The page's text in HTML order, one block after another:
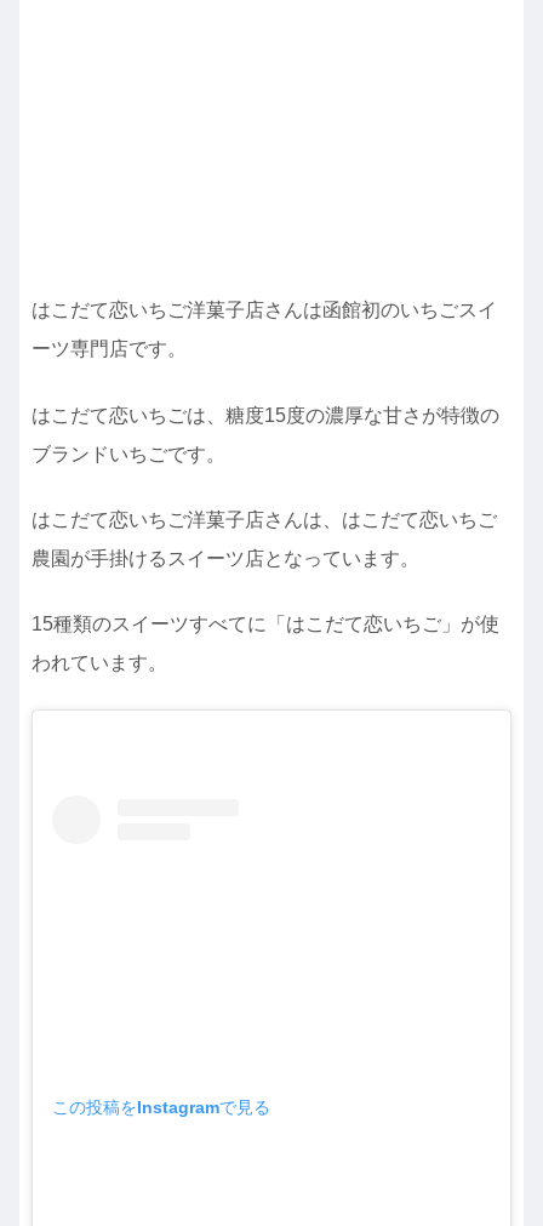
はこだて恋いちご洋菓子店さんは函館初のいちごスイ
ーツ専門店です。
はこだて恋いちごは、糖度15度の濃厚な甘さが特徴の
ブランドいちごです。
はこだて恋いちご洋菓子店さんは、はこだて恋いちご
農園が手掛けるスイーツ店となっています。
15種類のスイーツすべてに「はこだて恋いちご」が使
われています。
この投稿をInstagramで見る